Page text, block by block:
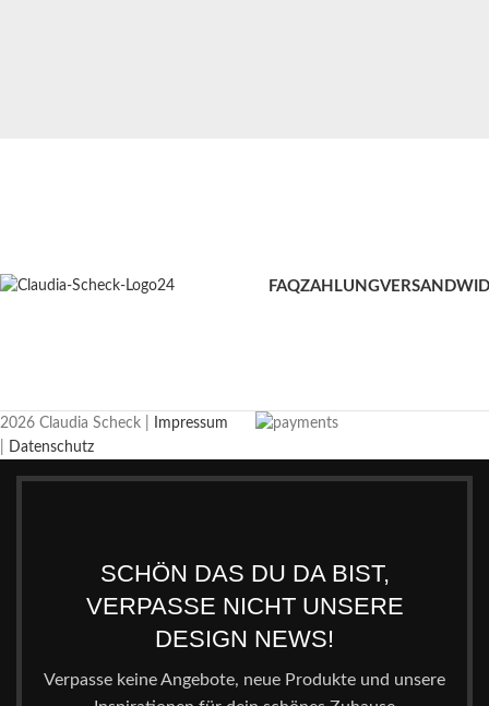
FAQZAHLUNGVERSAND
2026 Claudia Scheck |
Impressum
Datenschutz
SCHÖN DAS DU DA BIST,
VERPASSE NICHT UNSERE
DESIGN NEWS!
Verpasse keine Angebote, neue Produkte und unsere